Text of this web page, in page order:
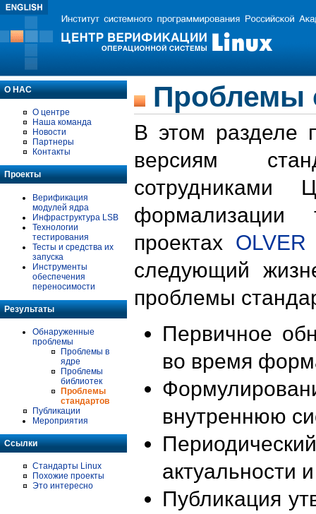
О НАС
О центре
Наша команда
Новости
Партнеры
Контакты
Проекты
Верификация
модулей ядра
Инфраструктура LSB
Технологии
тестирования
Тесты и средства их
запуска
Инструменты
обеспечения
переносимости
Результаты
Обнаруженные
проблемы
Проблемы в
ядре
Проблемы
библиотек
Проблемы
стандартов
Публикации
Мероприятия
Ссылки
Стандарты Linux
Похожие проекты
Это интересно
Проблемы
В этом разделе
версиям
формализации
проектах OLVER
следующий
проблемы
Первичное
во время
внутреннюю
актуальности
Публикация